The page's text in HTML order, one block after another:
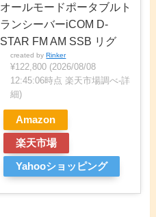
オールモードポータブルト
ランシーバーiCOM D-
STAR FM AM SSB リグ
created byRinker
¥122,800 (2026/08/08
12:45:06時点 楽天市場調べ-詳
細)
Amazon
楽天市場
Yahooショッピング